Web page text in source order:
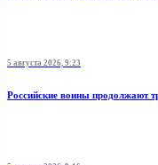
5 августа 2026, 9:23
Российские воины продолжают